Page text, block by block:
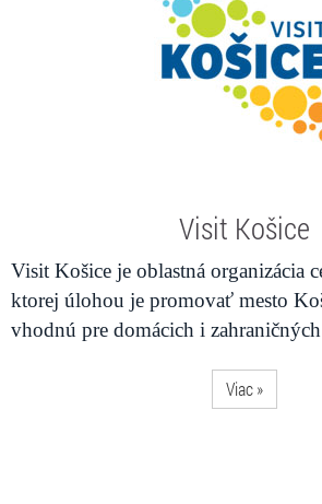
Visit Košice
Visit Košice je oblastná organizácia
ktorej úlohou je promovať mesto
vhodnú pre domácich i
Viac »